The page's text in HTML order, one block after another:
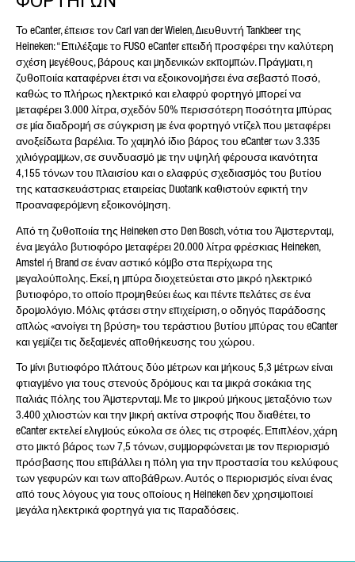
Το eCanter, έπεισε τον Carl van der Wielen, Διευθυντή Tankbeer της
Heineken: “Επιλέξαμε το FUSO eCanter επειδή προσφέρει την καλύτερη
σχέση μεγέθους, βάρους και μηδενικών εκπομπών. Πράγματι, η
ζυθοποιία καταφέρνει έτσι να εξοικονομήσει ένα σεβαστό ποσό,
καθώς το πλήρως ηλεκτρικό και ελαφρύ φορτηγό μπορεί να
μεταφέρει 3.000 λίτρα, σχεδόν 50% περισσότερη ποσότητα μπύρας
σε μία διαδρομή σε σύγκριση με ένα φορτηγό ντίζελ που μεταφέρει
ανοξείδωτα βαρέλια. Το χαμηλό ίδιο βάρος του eCanter των 3.335
χιλιόγραμμων, σε συνδυασμό με την υψηλή φέρουσα ικανότητα
4,155 τόνων του πλαισίου και ο ελαφρύς σχεδιασμός του βυτίου
της κατασκευάστριας εταιρείας Duotank καθιστούν εφικτή την
προαναφερόμενη εξοικονόμηση.
Από τη ζυθοποιία της Heineken στο Den Bosch, νότια του Άμστερνταμ,
ένα μεγάλο βυτιοφόρο μεταφέρει 20.000 λίτρα φρέσκιας Heineken,
Amstel ή Brand σε έναν αστικό κόμβο στα περίχωρα της
μεγαλούπολης. Εκεί, η μπύρα διοχετεύεται στο μικρό ηλεκτρικό
βυτιοφόρο, το οποίο προμηθεύει έως και πέντε πελάτες σε ένα
δρομολόγιο. Μόλις φτάσει στην επιχείριση, ο οδηγός παράδοσης
απλώς «ανοίγει τη βρύση» του τεράστιου βυτίου μπύρας του eCanter
και γεμίζει τις δεξαμενές αποθήκευσης του χώρου.
Το μίνι βυτιοφόρο πλάτους δύο μέτρων και μήκους 5,3 μέτρων είναι
φτιαγμένο για τους στενούς δρόμους και τα μικρά σοκάκια της
παλιάς πόλης του Άμστερνταμ. Με το μικρού μήκους μεταξόνιο των
3.400 χιλιοστών και την μικρή ακτίνα στροφής που διαθέτει, το
eCanter εκτελεί ελιγμούς εύκολα σε όλες τις στροφές. Επιπλέον, χάρη
στο μικτό βάρος των 7,5 τόνων, συμμορφώνεται με τον περιορισμό
πρόσβασης που επιβάλλει η πόλη για την προστασία του κελύφους
των γεφυρών και των αποβάθρων. Αυτός ο περιορισμός είναι ένας
από τους λόγους για τους οποίους η Heineken δεν χρησιμοποιεί
μεγάλα ηλεκτρικά φορτηγά για τις παραδόσεις.